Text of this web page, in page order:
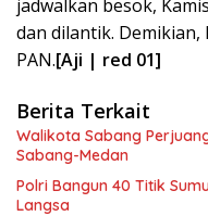
jadwalkan besok,
dan dilantik.
PAN.[Aji | red 01]
Berita Terkait
Walikota Sabang
Sabang-Medan
Polri Bangun 40 Titik
Langsa